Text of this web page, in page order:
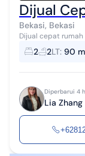
Dijual
Bekasi, Bekasi
Dijual cepat
Babelan Bekasi SHM luas tanah 90 m2 luas bangunan 60 M2 kamar
tidur 2 kamar mand...
2 2LT: 90
Diperbarui 4
Lia Zhang